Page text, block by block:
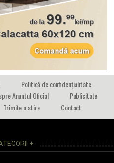
Politică de confidențialitate
Anuntul Oficial
Publicitate
Trimite o stire Contact
+